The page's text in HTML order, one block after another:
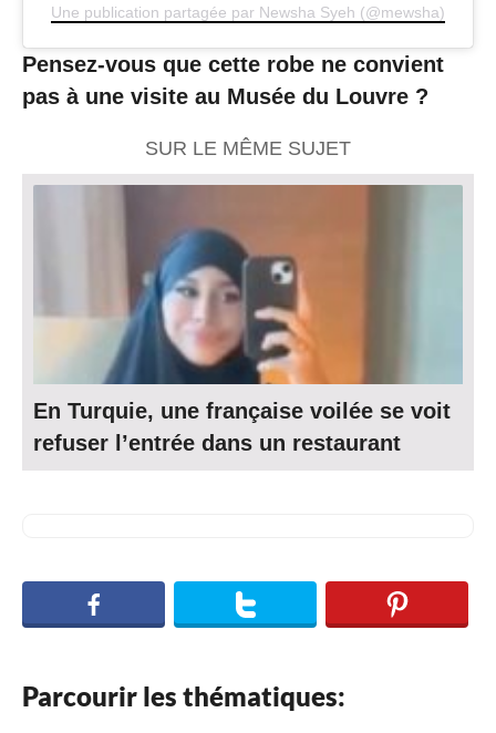
Une publication partagée par Newsha Syeh (@mewsha)
Pensez-vous que cette robe ne convient
pas à une visite au Musée du Louvre ?
SUR LE MÊME SUJET
En Turquie, une française voilée se voit
refuser l’entrée dans un restaurant
Parcourir les thématiques: